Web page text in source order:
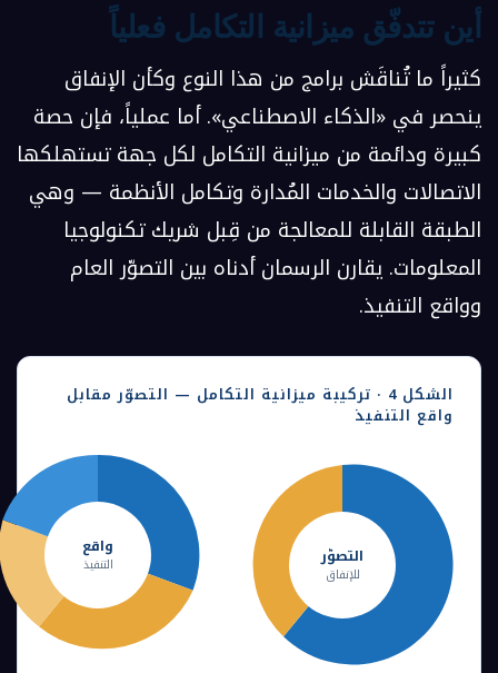
أين تتدفّق ميزانية التكامل فعلياً
كثيراً ما تُناقَش برامج من هذا النوع وكأن الإنفاق
ينحصر في «الذكاء الاصطناعي». أما عملياً، فإن حصة
كبيرة ودائمة من ميزانية التكامل لكل جهة تستهلكها
الاتصالات والخدمات المُدارة وتكامل الأنظمة — وهي
الطبقة القابلة للمعالجة من قِبل شريك تكنولوجيا
المعلومات. يقارن الرسمان أدناه بين التصوّر العام
وواقع التنفيذ.
الشكل 4 · تركيبة ميزانية التكامل — التصوّر مقابل
واقع التنفيذ
التصوّر
للإنفاق
واقع
التنفيذ